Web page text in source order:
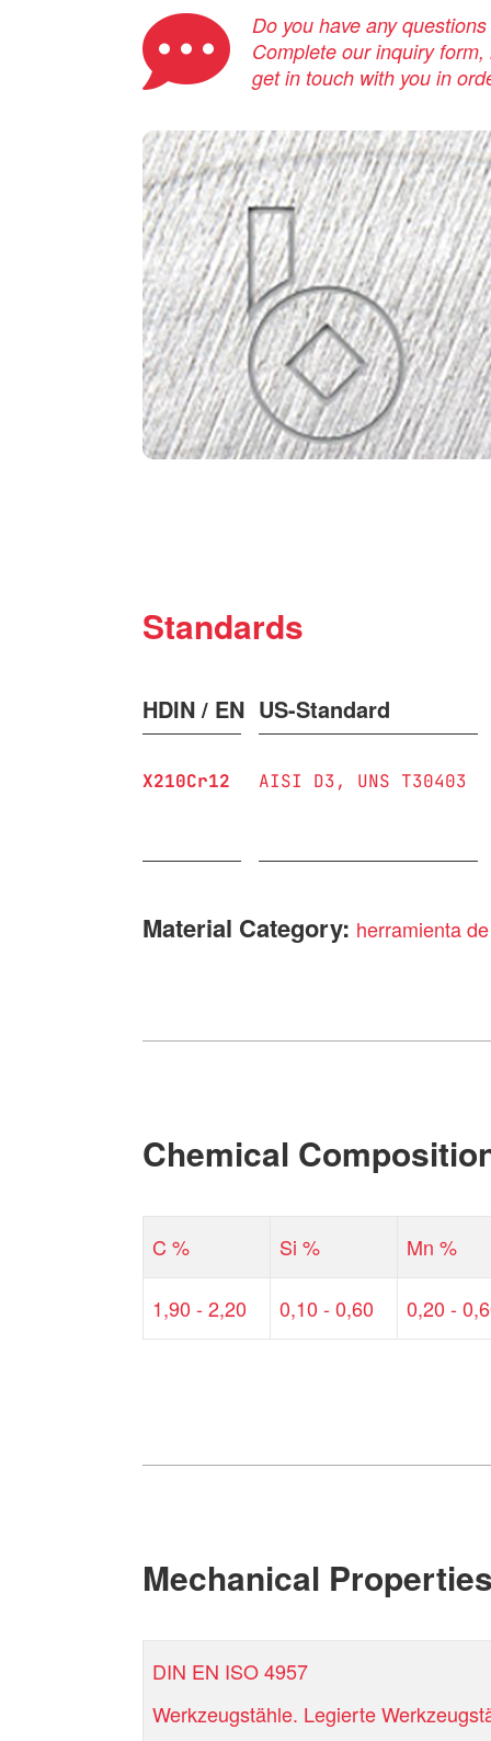
Do you have any
Complete our inquiry
get in touch with you in
Standards
HDIN / EN US-Standard
X210Cr12 AISI D3 UNS T30403
Material Category: herramienta
Chemical
C % Si % Mn %
1,90 - 2,20 0,10 - 0,60 0,20 -
Mechanical
DIN EN ISO 4957
Werkzeugstähle. Legierte